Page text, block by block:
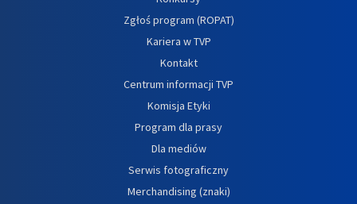
Zgłoś program (ROPAT)
Kariera w TVP
Kontakt
Centrum informacji TVP
Komisja Etyki
Program dla prasy
Dla mediów
Serwis fotograficzny
Merchandising (znaki)